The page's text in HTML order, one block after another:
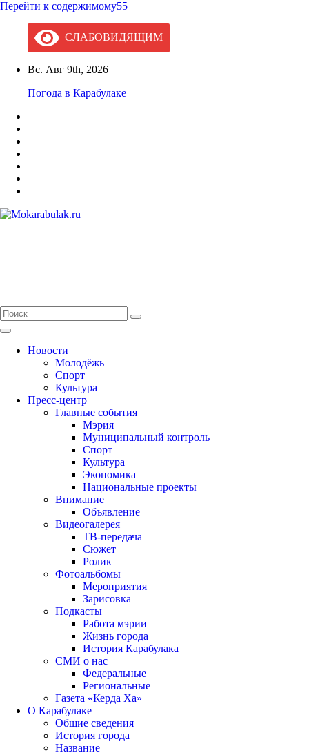
Перейти к содержимому55
СЛАБОВИДЯЩИМ
Вс. Авг 9th, 2026
Погода в Карабулаке
Новости
Молодёжь
Спорт
Культура
Пресс-центр
Главные события
Мэрия
Муниципальный контроль
Спорт
Культура
Экономика
Национальные проекты
Внимание
Объявление
Видеогалерея
ТВ-передача
Сюжет
Ролик
Фотоальбомы
Мероприятия
Зарисовка
Подкасты
Работа мэрии
Жизнь города
История Карабулака
СМИ о нас
Федеральные
Региональные
Газета «Керда Ха»
О Карабулаке
Общие сведения
История города
Название